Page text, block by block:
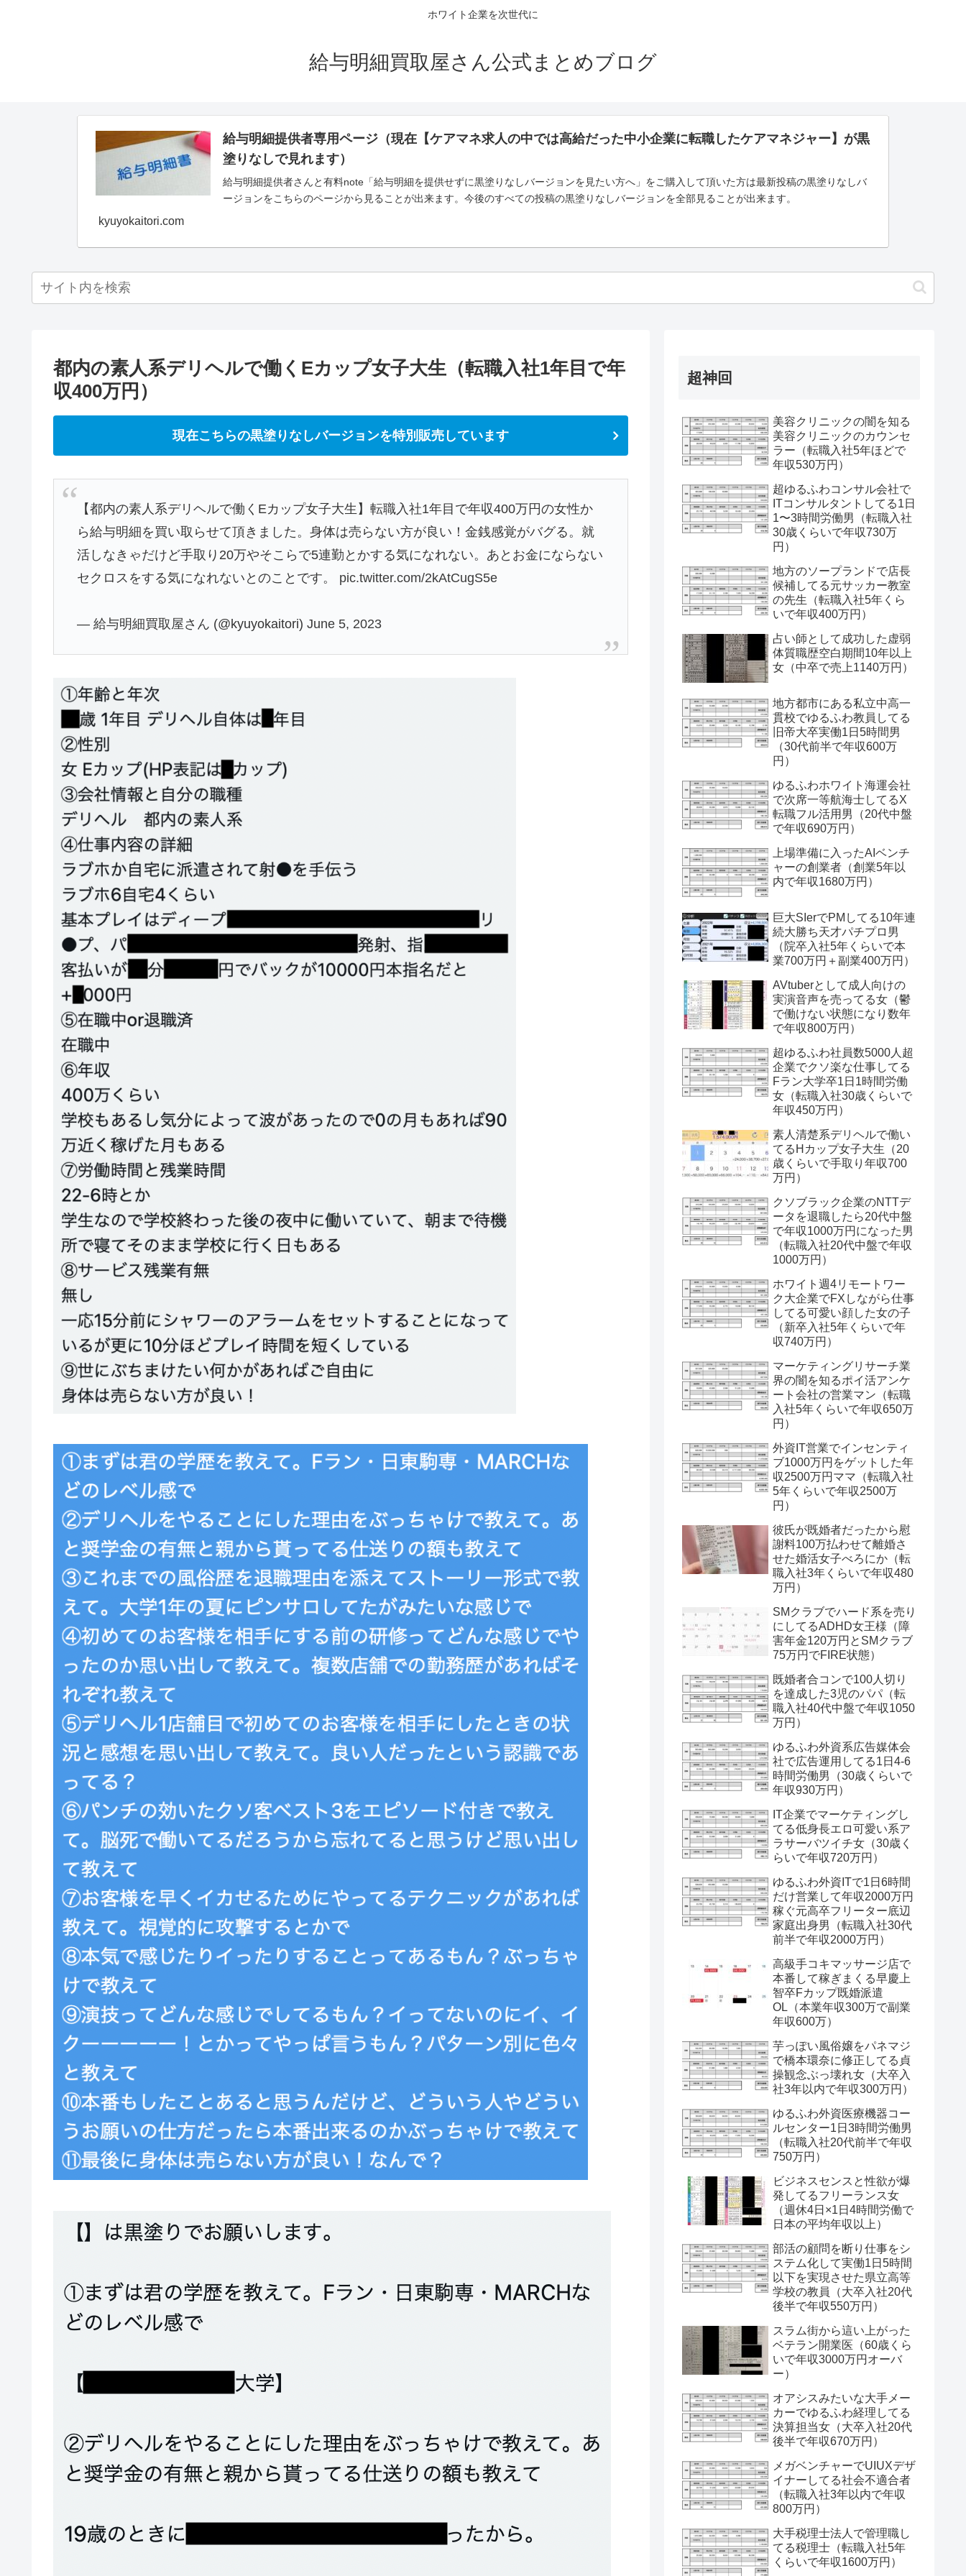
ホワイト企業を次世代に
給与明細買取屋さん公式まとめブログ
給与明細提供者専用ページ（現在【ケアマネ求人の中では高給だった中小企業に転職したケアマネジャー】が黒
塗りなしで見れます）
給与明細提供者さんと有料note「給与明細を提供せずに黒塗りなしバージョンを見たい方へ」をご購入して頂いた方は最新投稿の黒塗りなしバ
ージョンをこちらのページから見ることが出来ます。今後のすべての投稿の黒塗りなしバージョンを全部見ることが出来ます。
kyuyokaitori.com
都内の素人系デリヘルで働くEカップ女子大生（転職入社1年目で年
収400万円）
現在こちらの黒塗りなしバージョンを特別販売しています
【都内の素人系デリヘルで働くEカップ女子大生】転職入社1年目で年収400万円の女性か
ら給与明細を買い取らせて頂きました。身体は売らない方が良い！金銭感覚がバグる。就
活しなきゃだけど手取り20万やそこらで5連勤とかする気になれない。あとお金にならない
セクロスをする気になれないとのことです。 pic.twitter.com/2kAtCugS5e
— 給与明細買取屋さん (@kyuyokaitori)June 5, 2023
超神回
美容クリニックの闇を知る
美容クリニックのカウンセ
ラー（転職入社5年ほどで
年収530万円）
超ゆるふわコンサル会社で
ITコンサルタントしてる1日
1〜3時間労働男（転職入社
30歳くらいで年収730万
円）
地方のソープランドで店長
候補してる元サッカー教室
の先生（転職入社5年くら
いで年収400万円）
占い師として成功した虚弱
体質職歴空白期間10年以上
女（中卒で売上1140万円）
地方都市にある私立中高一
貫校でゆるふわ教員してる
旧帝大卒実働1日5時間男
（30代前半で年収600万
円）
ゆるふわホワイト海運会社
で次席一等航海士してるX
転職フル活用男（20代中盤
で年収690万円）
上場準備に入ったAIベンチ
ャーの創業者（創業5年以
内で年収1680万円）
巨大SIerでPMしてる10年連
続大勝ち天才パチプロ男
（院卒入社5年くらいで本
業700万円＋副業400万円）
AVtuberとして成人向けの
実演音声を売ってる女（鬱
で働けない状態になり数年
で年収800万円）
超ゆるふわ社員数5000人超
企業でクソ楽な仕事してる
Fラン大学卒1日1時間労働
女（転職入社30歳くらいで
年収450万円）
素人清楚系デリヘルで働い
てるHカップ女子大生（20
歳くらいで手取り年収700
万円）
クソブラック企業のNTTデ
ータを退職したら20代中盤
で年収1000万円になった男
（転職入社20代中盤で年収
1000万円）
ホワイト週4リモートワー
ク大企業でFXしながら仕事
してる可愛い顔した女の子
（新卒入社5年くらいで年
収740万円）
マーケティングリサーチ業
界の闇を知るポイ活アンケ
ート会社の営業マン（転職
入社5年くらいで年収650万
円）
外資IT営業でインセンティ
ブ1000万円をゲットした年
収2500万円ママ（転職入社
5年くらいで年収2500万
円）
彼氏が既婚者だったから慰
謝料100万払わせて離婚さ
せた婚活女子べろにか（転
職入社3年くらいで年収480
万円）
SMクラブでハード系を売り
にしてるADHD女王様（障
害年金120万円とSMクラブ
75万円でFIRE状態）
既婚者合コンで100人切り
を達成した3児のパパ（転
職入社40代中盤で年収1050
万円）
ゆるふわ外資系広告媒体会
社で広告運用してる1日4-6
時間労働男（30歳くらいで
年収930万円）
IT企業でマーケティングし
てる低身長エロ可愛い系ア
ラサーバツイチ女（30歳く
らいで年収720万円）
ゆるふわ外資ITで1日6時間
だけ営業して年収2000万円
稼ぐ元高卒フリーター底辺
家庭出身男（転職入社30代
前半で年収2000万円）
高級手コキマッサージ店で
本番して稼ぎまくる早慶上
智卒Fカップ既婚派遣
OL（本業年収300万で副業
年収600万）
芋っぽい風俗嬢をパネマジ
で橋本環奈に修正してる貞
操観念ぶっ壊れ女（大卒入
社3年以内で年収300万円）
ゆるふわ外資医療機器コー
ルセンター1日3時間労働男
（転職入社20代前半で年収
750万円）
ビジネスセンスと性欲が爆
発してるフリーランス女
（週休4日×1日4時間労働で
日本の平均年収以上）
部活の顧問を断り仕事をシ
ステム化して実働1日5時間
以下を実現させた県立高等
学校の教員（大卒入社20代
後半で年収550万円）
スラム街から這い上がった
ベテラン開業医（60歳くら
いで年収3000万円オーバ
ー）
オアシスみたいな大手メー
カーでゆるふわ経理してる
決算担当女（大卒入社20代
後半で年収670万円）
メガベンチャーでUIUXデザ
イナーしてる社会不適合者
（転職入社3年以内で年収
800万円）
大手税理士法人で管理職し
てる税理士（転職入社5年
くらいで年収1600万円）